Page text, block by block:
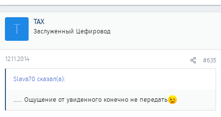
Т ТАХ
Заслуженный Цефировод
12.11.2014 #635
Slava70 сказал(а):
...... Ощущение от увиденного конечно не передать